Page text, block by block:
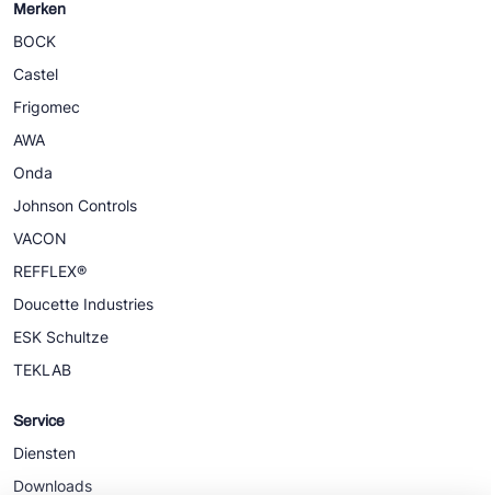
Merken
BOCK
Castel
Frigomec
AWA
Onda
Johnson Controls
VACON
REFFLEX®
Doucette Industries
ESK Schultze
TEKLAB
Service
Diensten
Downloads